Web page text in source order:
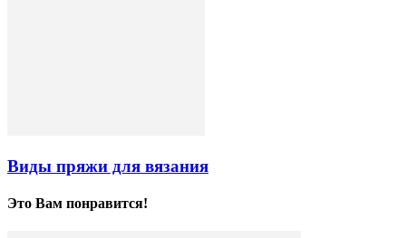
Виды пряжи для вязания
Это Вам понравится!